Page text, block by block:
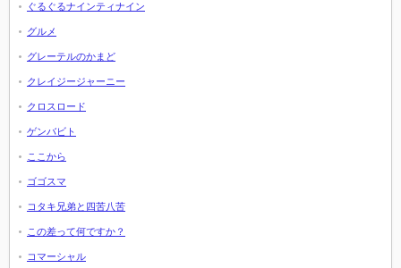
ぐるぐるナインティナイン
グルメ
グレーテルのかまど
クレイジージャーニー
クロスロード
ゲンバビト
ここから
ゴゴスマ
コタキ兄弟と四苦八苦
この差って何ですか？
コマーシャル